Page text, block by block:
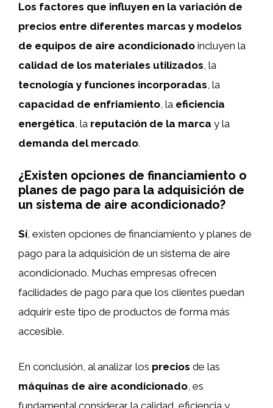
Los factores que influyen en la variación de
precios entre diferentes marcas y modelos
de equipos de aire acondicionado incluyen la
calidad de los materiales utilizados , la
tecnología y funciones incorporadas , la
capacidad de enfriamiento , la eficiencia
energética , la reputación de la marca y la
demanda del mercado.
¿Existen opciones de financiamiento o
planes de pago para la adquisición de
un sistema de aire acondicionado?
Sí, existen opciones de financiamiento y planes de
pago para la adquisición de un sistema de aire
acondicionado. Muchas empresas ofrecen
facilidades de pago para que los clientes puedan
adquirir este tipo de productos de forma más
accesible.
En conclusión, al analizar los precios de las
máquinas de aire acondicionado , es
fundamental considerar la calidad, eficiencia y